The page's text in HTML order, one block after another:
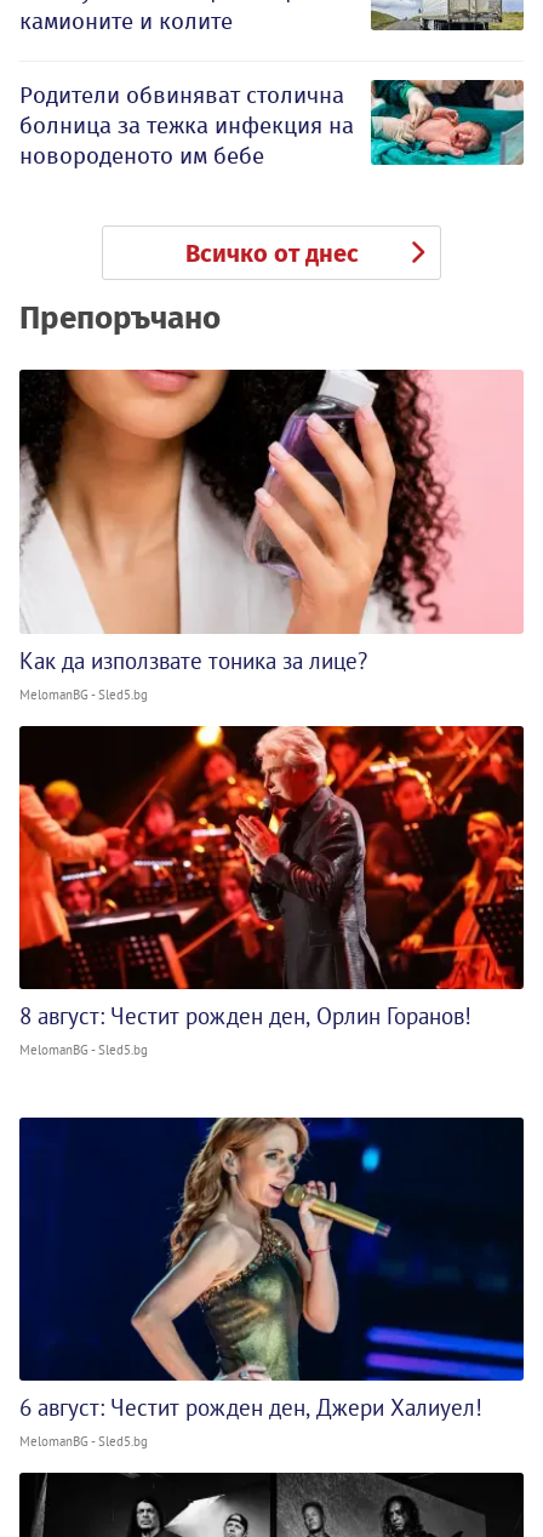
камионите и колите
Родители обвиняват столична
болница за тежка инфекция на
новороденото им бебе
Всичко от днес
Препоръчано
Как да използвате тоника за лице?
MelomanBG - Sled5.bg
8 август: Честит рожден ден, Орлин Горанов!
MelomanBG - Sled5.bg
6 август: Честит рожден ден, Джери Халиуел!
MelomanBG - Sled5.bg